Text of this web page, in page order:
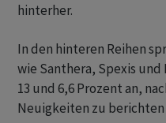
hinterher.
In den hinteren Reihen
wie Santhera, Spexis
13 und 6,6 Prozent an,
Neuigkeiten zu